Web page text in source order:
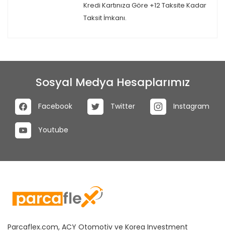
Kredi Kartınıza Göre +12 Taksite Kadar
Taksit İmkanı.
Sosyal Medya Hesaplarımız
Facebook Twitter Instagram
Youtube
Parcaflex.com, ACY Otomotiv ve Korea Investment